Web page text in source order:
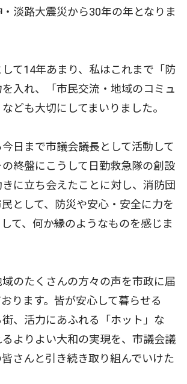
淡路大震災から30年の年となりま
て14年あまり、私はこれまで「防
入れ、「市民交流・地域のコミュ
ども大切にしてまいりました。
日まで市議会議長として活動して
終盤にこうして日勤救急隊の創設
に立ち会えたことに対し、消防団
として、防災や安心・安全に力を
て、何か縁のようなものを感じま
のたくさんの方々の声を市政に届
ります。皆が安心して暮らせる
街、活力にあふれる「ホット」な
よりよい大和の実現を、市議会議
さんと引き続き取り組んでいけた